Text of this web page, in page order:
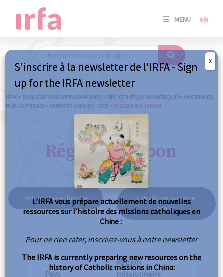
MENU
SE
/
IRFA > PUBLICATIONS MEP (1840-1964) : BIBLIOTHÈQUE NUMÉRIQUE > ANCIENNES
PUBLICATIONS > RAPPORT ANNUEL 1952 > RÉGION DU JAPON
Région du Japon
Retour à la recherche
Extraits de la même
année
Pays
Région
missionnaire
S'inscrire à la newsletter de l'IRFA - Sign
up for the IRFA newsletter
L’IRFA vous prépare actuellement de nouvelles
ressources sur l’histoire des missions catholiques en
Chine :
Pour ne rien rater, inscrivez-vous à notre newsletter
The IRFA is currently preparing new resources on the
history of Catholic missions in China:
X